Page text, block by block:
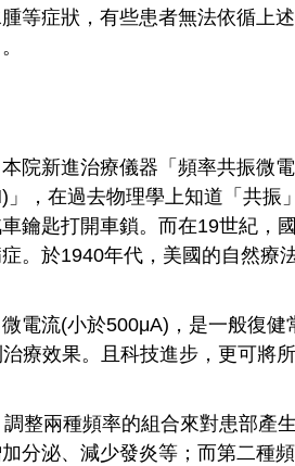
等症狀，有些患者無法依循上
院新進治療儀器「頻率共振微
，在過去物理學上知道「共振
鑰匙打開車鎖。而在19世紀，
。於1940年代，美國的自然療
電流(小於500μA)，是一般復健
療效果。且科技進步，更可將
整兩種頻率的組合來對患部產
分泌、減少發炎等；而第二種